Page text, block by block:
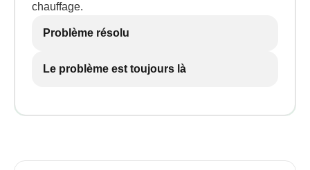
chauffage.
Problème résolu
Le problème est toujours là